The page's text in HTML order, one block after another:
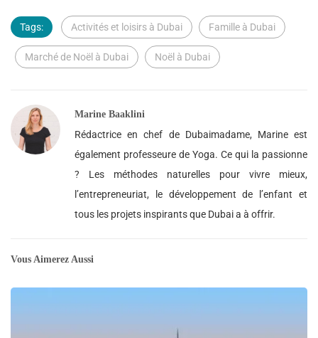
Tags: Activités et loisirs à Dubai Famille à Dubai
Marché de Noël à Dubai Noël à Dubai
Marine Baaklini
Rédactrice en chef de Dubaimadame, Marine est
également professeure de Yoga. Ce qui la passionne
? Les méthodes naturelles pour vivre mieux,
l’entrepreneuriat, le développement de l’enfant et
tous les projets inspirants que Dubai a à offrir.
Vous Aimerez Aussi